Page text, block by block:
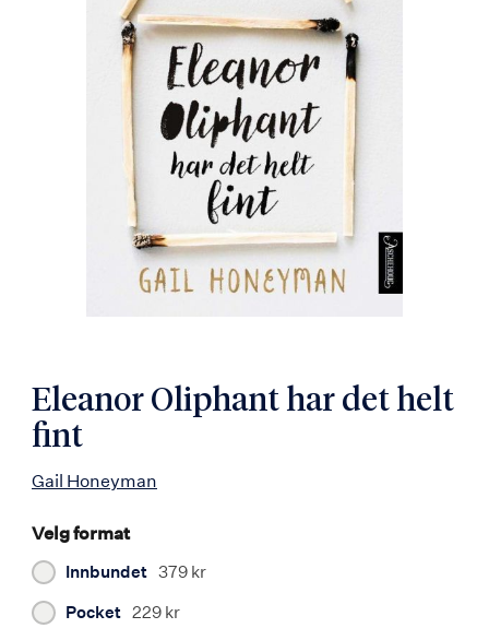
Eleanor Oliphant har det helt
fint
Gail Honeyman
Velg format
Innbundet 379 kr
Pocket 229 kr